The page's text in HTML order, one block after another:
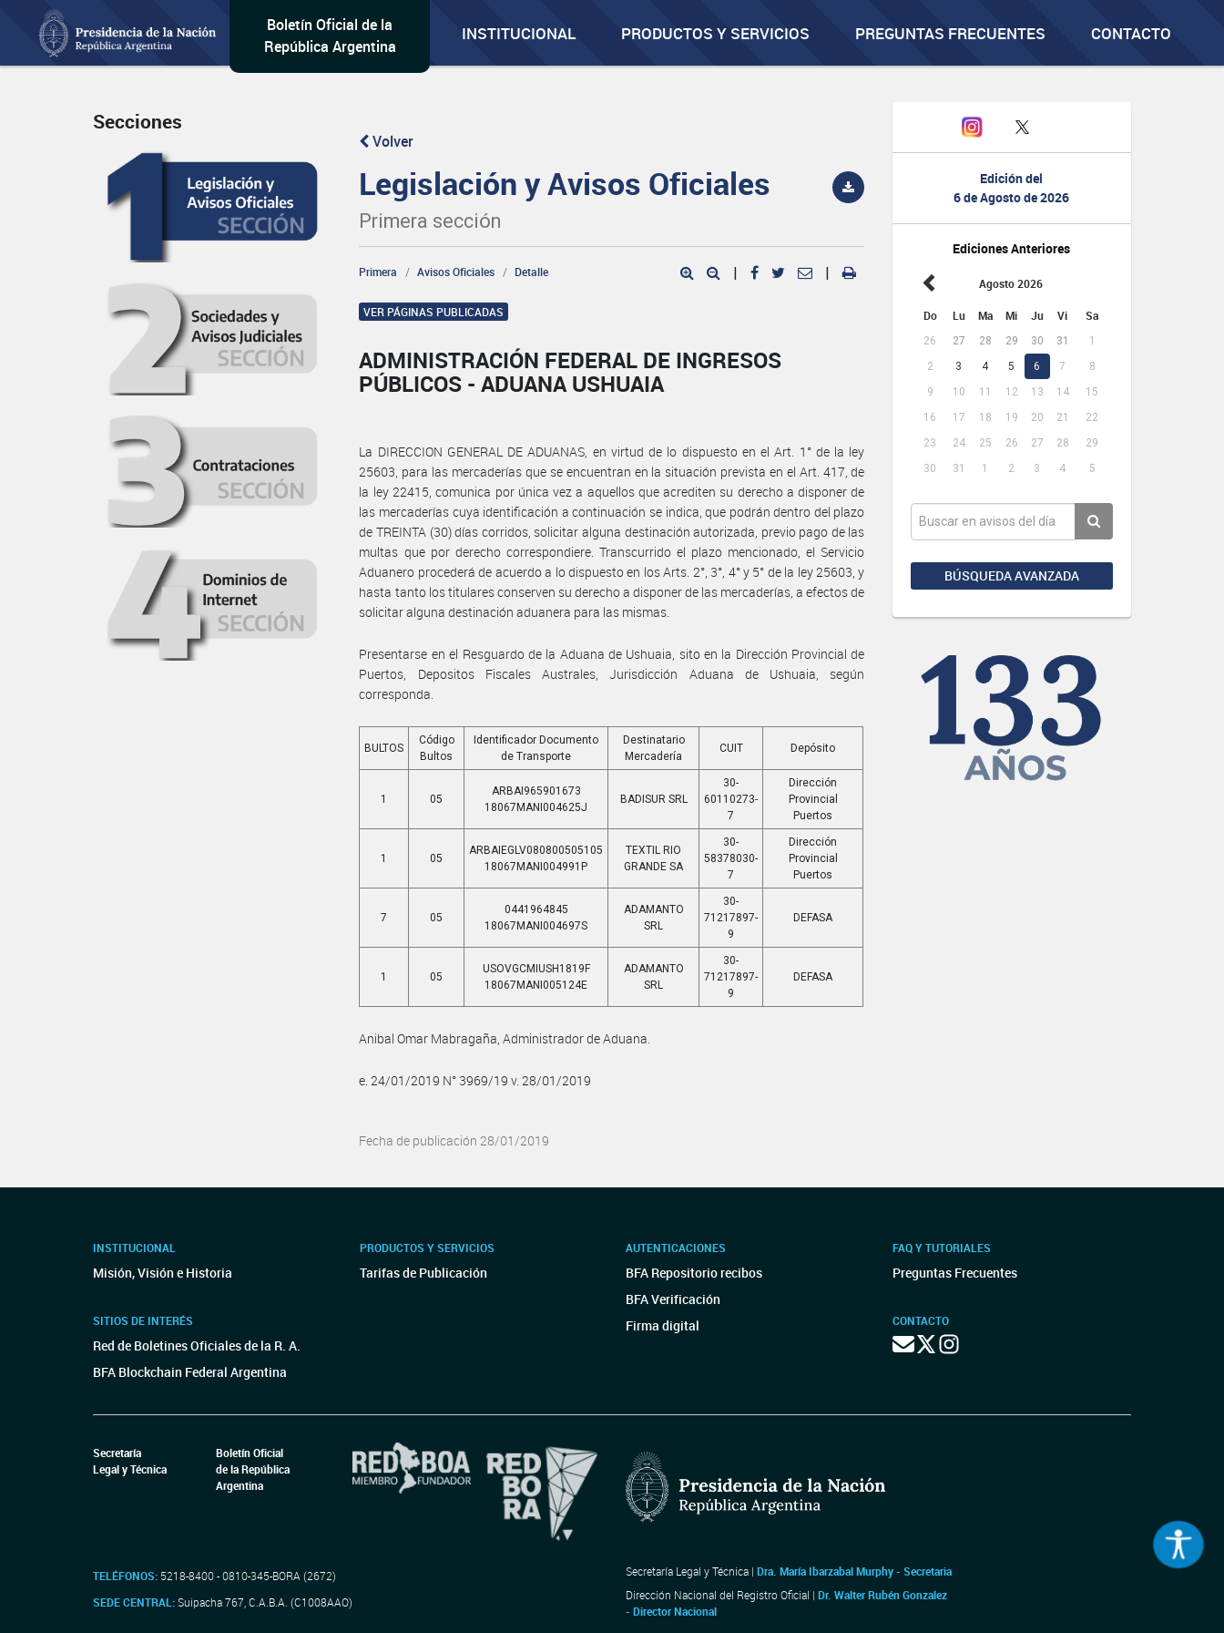
Boletín Oficial de la
República Argentina
INSTITUCIONAL PRODUCTOS Y SERVICIOS PREGUNTAS FRECUENTES CONTACTO
Edición del
6 de Agosto de 2026
Ediciones Anteriores
Agosto 2026
Do Lu Ma Mi Ju Vi Sa
26 27 28 29 30 31
1
2
3 4 5 6 7
8
9
10 11 12 13 14
15
16
17 18 19 20 21
22
23
24 25 26 27 28
29
30
31 1 2 3 4 5
BÚSQUEDA AVANZADA
Secciones
Volver
Legislación y Avisos Oficiales
Primera sección
Primera Avisos Oficiales Detalle | |
VER PÁGINAS PUBLICADAS
ADMINISTRACIÓN FEDERAL DE INGRESOS
PÚBLICOS - ADUANA USHUAIA
La DIRECCION GENERAL DE ADUANAS, en virtud de lo dispuesto en el Art. 1° de la ley
25603, para las mercaderías que se encuentran en la situación prevista en el Art. 417, de
la ley 22415, comunica por única vez a aquellos que acrediten su derecho a disponer de
las mercaderías cuya identificación a continuación se indica, que podrán dentro del plazo
de TREINTA (30) días corridos, solicitar alguna destinación autorizada, previo pago de las
multas que por derecho correspondiere. Transcurrido el plazo mencionado, el Servicio
Aduanero procederá de acuerdo a lo dispuesto en los Arts. 2°, 3°, 4° y 5° de la ley 25603, y
hasta tanto los titulares conserven su derecho a disponer de las mercaderías, a efectos de
solicitar alguna destinación aduanera para las mismas.
Presentarse en el Resguardo de la Aduana de Ushuaia, sito en la Dirección Provincial de
Puertos, Depositos Fiscales Australes, Jurisdicción Aduana de Ushuaia, según
corresponda.
BULTOS
Código
Bultos
Identificador Documento
de Transporte
Destinatario
Mercadería
CUIT Depósito
1 05
ARBAI965901673
18067MANI004625J
BADISUR SRL
30-
60110273-
7
Dirección
Provincial
Puertos
1 05
ARBAIEGLV080800505105
18067MANI004991P
TEXTIL RIO
GRANDE SA
30-
58378030-
7
Dirección
Provincial
Puertos
7 05
0441964845
18067MANI004697S
ADAMANTO
SRL
30-
71217897-
9
DEFASA
1 05
USOVGCMIUSH1819F
18067MANI005124E
ADAMANTO
SRL
30-
71217897-
9
DEFASA
Anibal Omar Mabragaña, Administrador de Aduana.
e. 24/01/2019 N° 3969/19 v. 28/01/2019
Fecha de publicación 28/01/2019
INSTITUCIONAL
Misión, Visión e Historia
SITIOS DE INTERÉS
Red de Boletines Oficiales de la R. A.
BFA Blockchain Federal Argentina
PRODUCTOS Y SERVICIOS
Tarifas de Publicación
AUTENTICACIONES
BFA Repositorio recibos
BFA Verificación
Firma digital
FAQ Y TUTORIALES
Preguntas Frecuentes
CONTACTO
Secretaría
Legal y Técnica
Boletín Oficial
de la República
Argentina
TELÉFONOS: 5218-8400 - 0810-345-BORA (2672)
SEDE CENTRAL:Suipacha 767, C.A.B.A. (C1008AAO)
Secretaría Legal y Técnica | Dra. María Ibarzabal Murphy - Secretaria
Dirección Nacional del Registro Oficial | Dr. Walter Rubén Gonzalez
- Director Nacional